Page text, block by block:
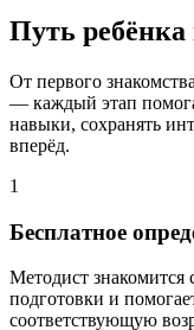
Путь ребёнка
От первого
— каждый этап
навыки, сохранять
вперёд.
1
Бесплатное
Методист знакомится
подготовки и
соответствующую